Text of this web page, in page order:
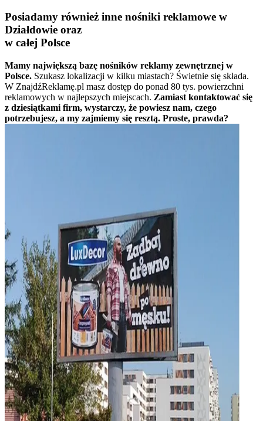
Posiadamy również inne nośniki reklamowe w
Działdowie oraz
w całej Polsce
Mamy największą bazę nośników reklamy zewnętrznej w
Polsce. Szukasz lokalizacji w kilku miastach? Świetnie się składa.
W ZnajdźReklamę.pl masz dostęp do ponad 80 tys. powierzchni
reklamowych w najlepszych miejscach. Zamiast kontaktować się
z dziesiątkami firm, wystarczy, że powiesz nam, czego
potrzebujesz, a my zajmiemy się resztą. Proste, prawda?